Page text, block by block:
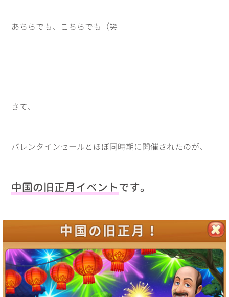
あちらでも、こちらでも（笑
さて、
バレンタインセールとほぼ同時期に開催されたのが、
中国の旧正月イベントです。